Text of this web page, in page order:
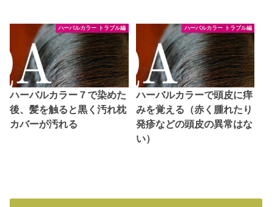
ハーバルカラー トラブル編
ハーバルカラー７で染めた
後、髪を触ると黒く汚れ枕
カバーが汚れる
ハーバルカラー トラブル編
ハーバルカラーで頭皮に痒
みを覚える（赤く腫れたり
発疹などの頭皮の異常はな
い）